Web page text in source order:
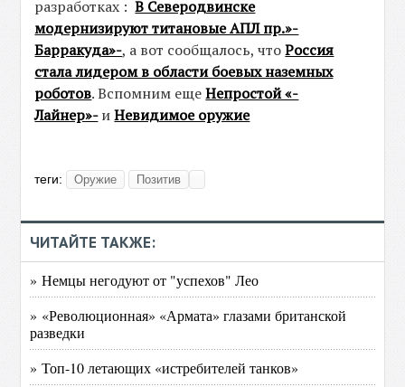
разработках :В Северодвинске
модернизируют титановые АПЛ пр.»-
Барракуда»-, а вот сообщалось, чтоРоссия
стала лидером в области боевых наземных
роботов. Вспомним ещеНепростой «-
Лайнер»- иНевидимое оружие
теги: Оружие Позитив
ЧИТАЙТЕ ТАКЖЕ:
» Немцы негодуют от "успехов" Лео
» «Революционная» «Армата» глазами британской
разведки
» Топ-10 летающих «истребителей танков»